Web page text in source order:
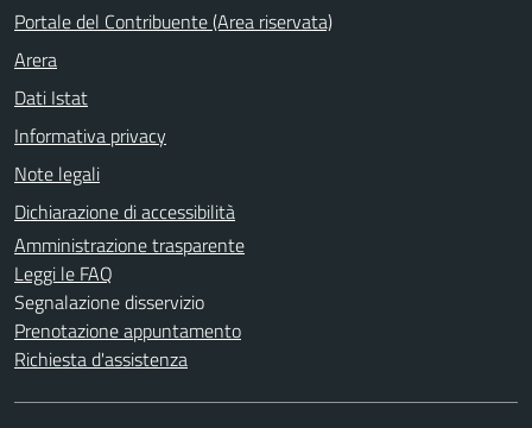
Portale del Contribuente (Area riservata)
Arera
Dati Istat
Informativa privacy
Note legali
Dichiarazione di accessibilità
Amministrazione trasparente
Leggi le FAQ
Segnalazione disservizio
Prenotazione appuntamento
Richiesta d'assistenza